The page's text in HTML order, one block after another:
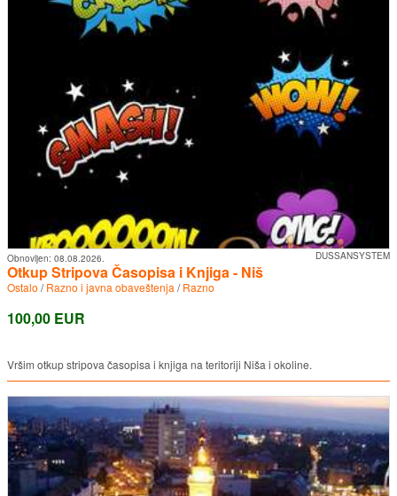
DUSSANSYSTEM
Obnovljen: 08.08.2026.
Otkup Stripova Časopisa i Knjiga - Niš
Ostalo /Razno i javna obaveštenja /Razno
100,00 EUR
Vršim otkup stripova časopisa i knjiga na teritoriji Niša i okoline.